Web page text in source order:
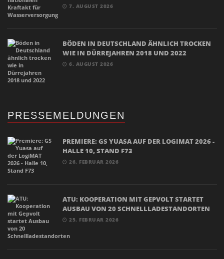
7. AUGUST 2026
BÖDEN IN DEUTSCHLAND ÄHNLICH TROCKEN
WIE IN DÜRREJAHREN 2018 UND 2022
6. AUGUST 2026
PRESSEMELDUNGEN
PREMIERE: GS YUASA AUF DER LOGIMAT 2026 -
HALLE 10, STAND F73
26. FEBRUAR 2026
ATU: KOOPERATION MIT GEPVOLT STARTET
AUSBAU VON 20 SCHNELLLADESTANDORTEN
25. FEBRUAR 2026